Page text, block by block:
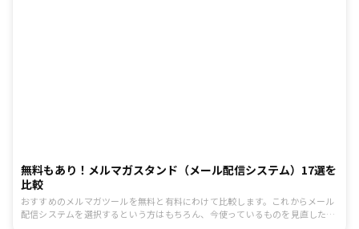
無料もあり！メルマガスタンド（メール配信システム）17選を
比較
おすすめのメルマガツールを無料と有料にわけて比較します。これからメール
配信システムを選択するという方はもちろん、今使っているものを見直したい